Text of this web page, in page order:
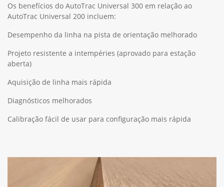
Os benefícios do AutoTrac Universal 300 em relação ao
AutoTrac Universal 200 incluem:
Desempenho da linha na pista de orientação melhorado
Projeto resistente a intempéries (aprovado para estação
aberta)
Aquisição de linha mais rápida
Diagnósticos melhorados
Calibração fácil de usar para configuração mais rápida